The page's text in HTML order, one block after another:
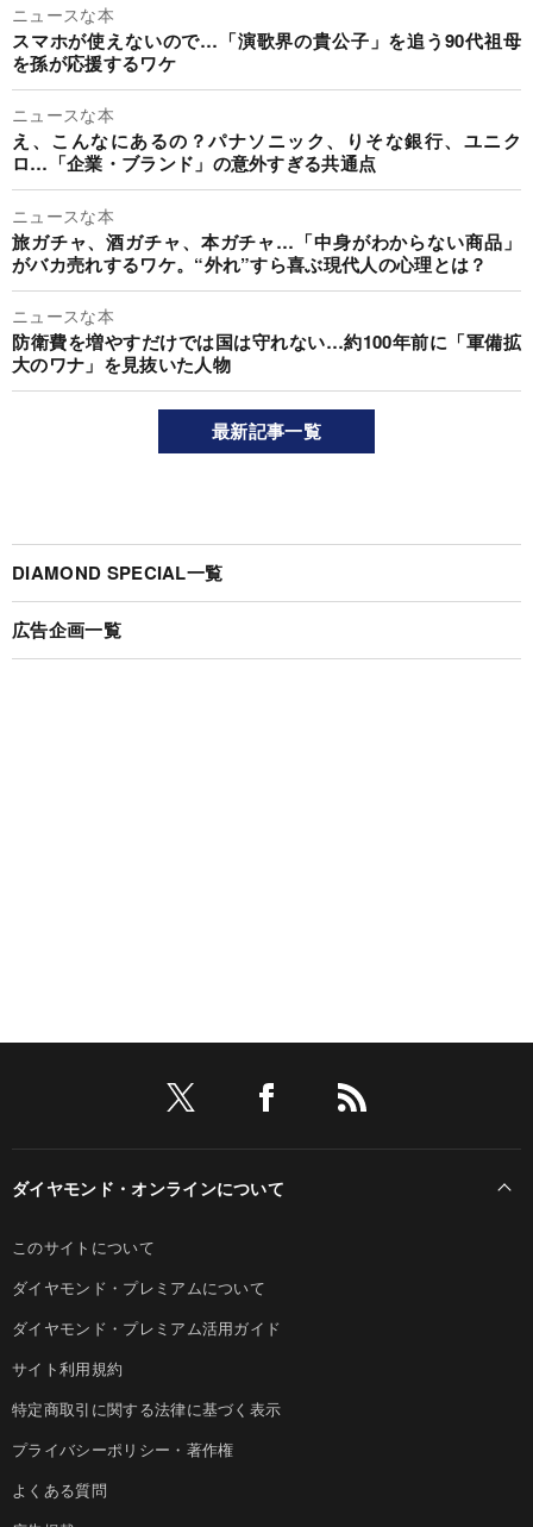
ニュースな本
スマホが使えないので…「演歌界の貴公子」を追う90代祖母
を孫が応援するワケ
ニュースな本
え、こんなにあるの？パナソニック、りそな銀行、ユニク
ロ…「企業・ブランド」の意外すぎる共通点
ニュースな本
旅ガチャ、酒ガチャ、本ガチャ…「中身がわからない商品」
がバカ売れするワケ。“外れ”すら喜ぶ現代人の心理とは？
ニュースな本
防衛費を増やすだけでは国は守れない…約100年前に「軍備拡
大のワナ」を見抜いた人物
最新記事一覧
DIAMOND SPECIAL一覧
広告企画一覧
ダイヤモンド・オンラインについて
このサイトについて
ダイヤモンド・プレミアムについて
ダイヤモンド・プレミアム活用ガイド
サイト利用規約
特定商取引に関する法律に基づく表示
プライバシーポリシー・著作権
よくある質問